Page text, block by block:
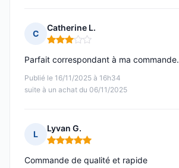
C
Catherine L.
Note : 3 sur 5
Publié le 16/11/2025 à 16h34
suite à un achat du 06/11/2025
Parfait correspondant à ma commande.
L
Lyvan G.
Note : 5 sur 5
Commande de qualité et rapide